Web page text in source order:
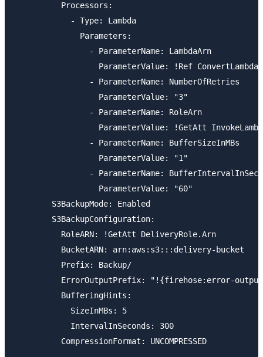
          Processors:
            - Type: Lambda
              Parameters:
                - ParameterName: LambdaArn
ParameterValue: !Ref
                - ParameterName: NumberOfRetries
                  ParameterValue: "3"
                - ParameterName: RoleArn
ParameterValue: !GetAtt
                - ParameterName: BufferSizeInMBs
                  ParameterValue: "1"
- ParameterName:
                  ParameterValue: "60"
        S3BackupMode: Enabled
        S3BackupConfiguration:
          RoleARN: !GetAtt DeliveryRole.Arn
          BucketARN: arn:aws:s3:::delivery-bucket
          Prefix: Backup/
ErrorOutputPrefix: "!{firehose:error-
          BufferingHints:
            SizeInMBs: 5
            IntervalInSeconds: 300